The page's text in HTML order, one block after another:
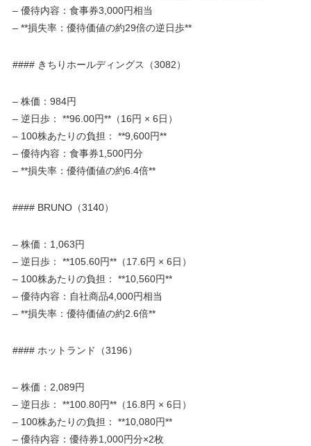
– 優待内容：食事券3,000円相当
– **損失率：優待価値の約29倍の逆日歩**
#### きちりホールディングス（3082）
– 株価：984円
– 逆日歩： **96.00円**（16円 × 6日）
– 100株あたりの負担： **9,600円**
– 優待内容：食事券1,500円分
– **損失率：優待価値の約6.4倍**
#### BRUNO（3140）
– 株価：1,063円
– 逆日歩： **105.60円**（17.6円 × 6日）
– 100株あたりの負担： **10,560円**
– 優待内容：自社商品4,000円相当
– **損失率：優待価値の約2.6倍**
#### ホットランド（3196）
– 株価：2,089円
– 逆日歩： **100.80円**（16.8円 × 6日）
– 100株あたりの負担： **10,080円**
– 優待内容：優待券1,000円分×2枚